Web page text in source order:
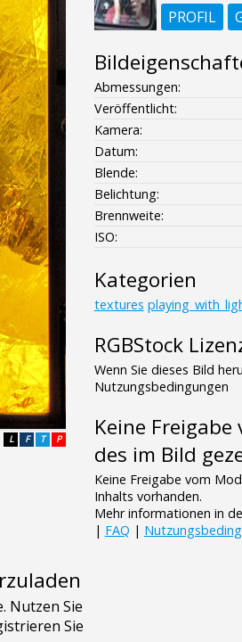
P
T
F
L
PROFIL
Abmessungen:
Veröffentlicht:
Kamera:
Datum:
Blende:
Belichtung:
Brennweite:
ISO:
Kategorien
textures
RGBStock
Wenn Sie dieses Bild
Nutzungsbedingungen
Keine
des im Bild
Keine Freigabe vom
Inhalts vorhanden.
Mehr informationen in
| FAQ |